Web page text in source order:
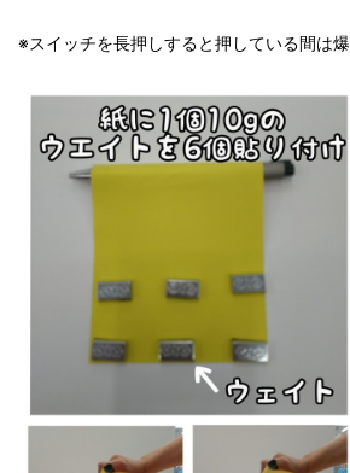
※スイッチを長押しすると押している間は爆